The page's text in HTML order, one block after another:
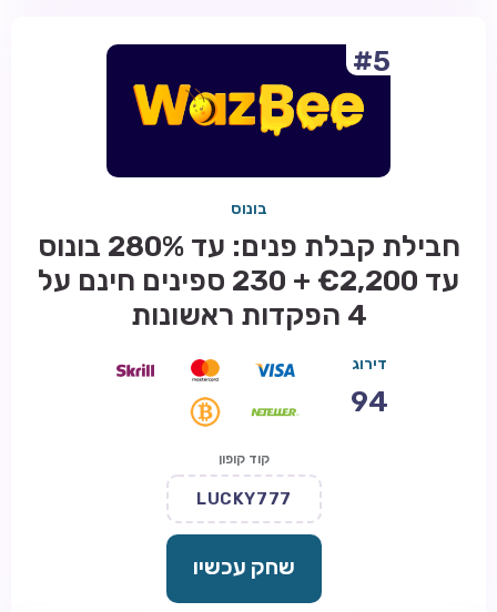
#5
בונוס
חבילת קבלת פנים: עד 280% בונוס
עד €2,200 + 230 ספינים חינם על
4 הפקדות ראשונות
דירוג
94
קוד קופון
LUCKY777
שחק עכשיו